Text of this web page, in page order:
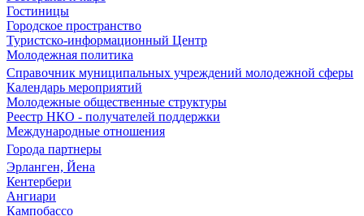
Гостиницы
Городское пространство
Туристско-информационный Центр
Молодежная политика
Справочник муниципальных учреждений молодежной сферы
Календарь мероприятий
Молодежные общественные структуры
Реестр НКО - получателей поддержки
Международные отношения
Города партнеры
Эрланген, Йена
Кентербери
Ангиари
Кампобассо